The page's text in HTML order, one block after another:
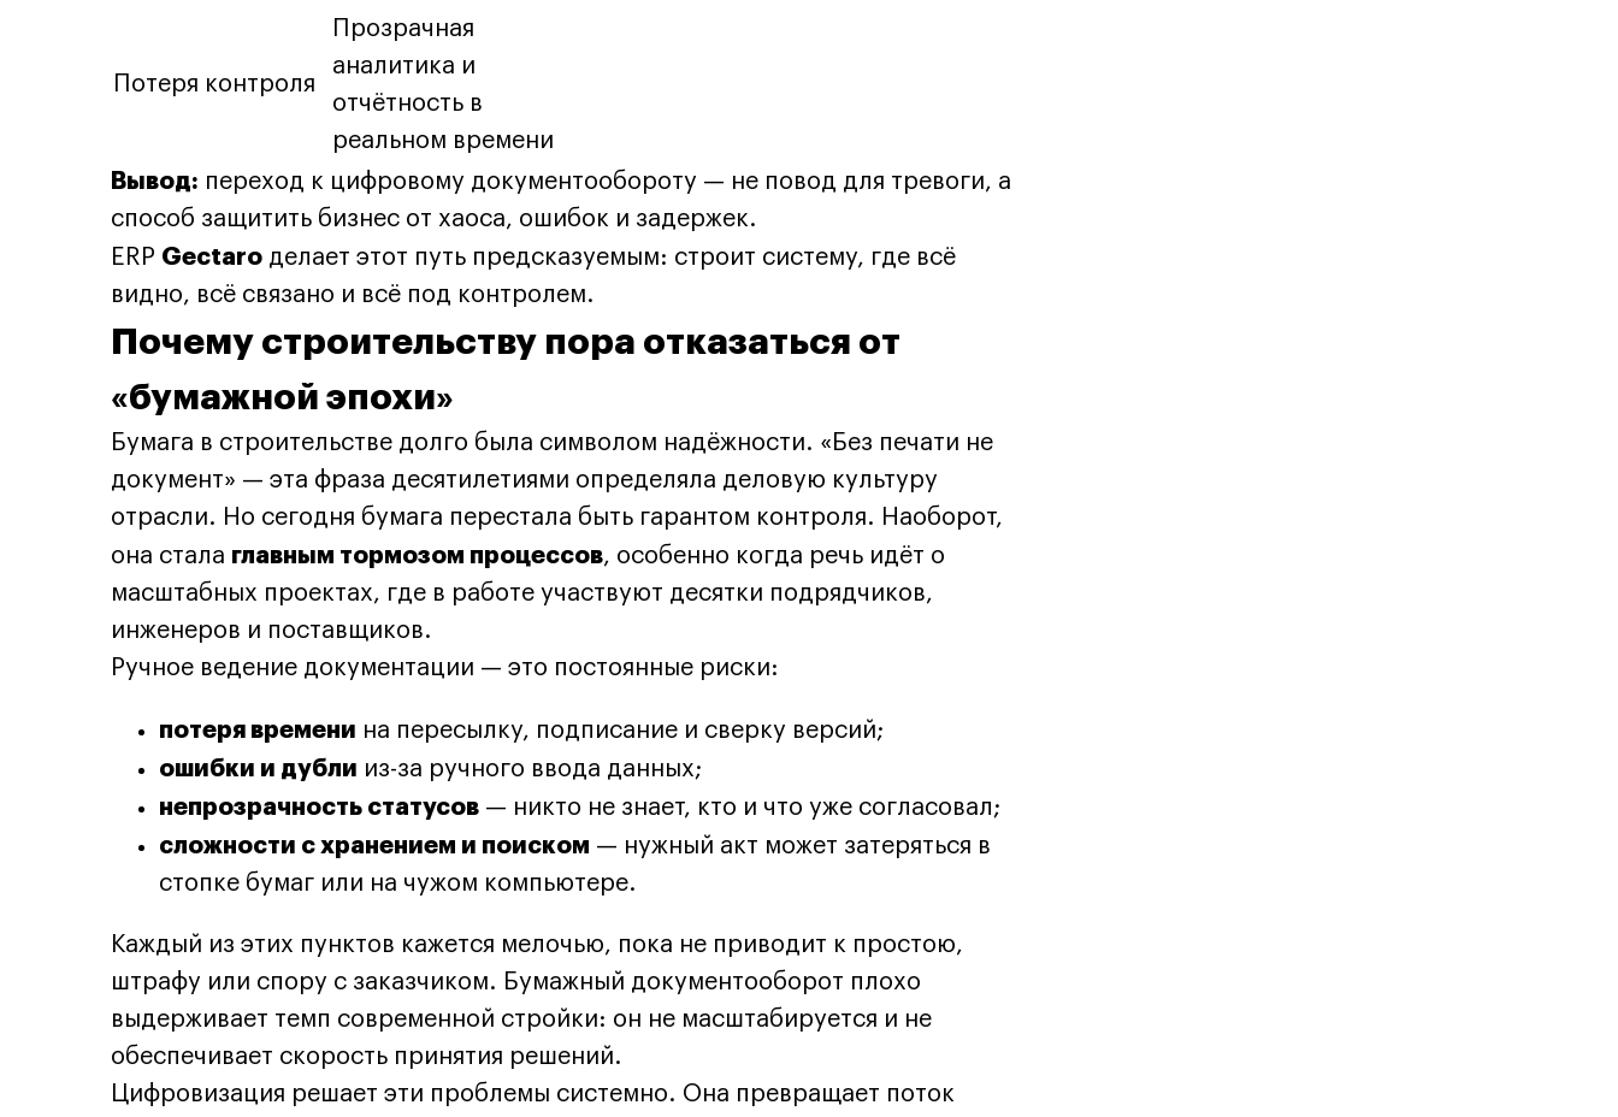
Потеря контроля
Прозрачная
аналитика и
отчётность в
реальном времени
Вывод: переход к цифровому документообороту — не повод для тревоги, а
способ защитить бизнес от хаоса, ошибок и задержек.
ERP Gectaro делает этот путь предсказуемым: строит систему, где всё
видно, всё связано и всё под контролем.
Почему строительству пора отказаться от
«бумажной эпохи»
Бумага в строительстве долго была символом надёжности. «Без печати не
документ» — эта фраза десятилетиями определяла деловую культуру
отрасли. Но сегодня бумага перестала быть гарантом контроля. Наоборот,
она стала главным тормозом процессов, особенно когда речь идёт о
масштабных проектах, где в работе участвуют десятки подрядчиков,
инженеров и поставщиков.
Ручное ведение документации — это постоянные риски:
потеря времени на пересылку, подписание и сверку версий;
ошибки и дубли из-за ручного ввода данных;
непрозрачность статусов — никто не знает, кто и что уже согласовал;
сложности с хранением и поиском — нужный акт может затеряться в
стопке бумаг или на чужом компьютере.
Каждый из этих пунктов кажется мелочью, пока не приводит к простою,
штрафу или спору с заказчиком. Бумажный документооборот плохо
выдерживает темп современной стройки: он не масштабируется и не
обеспечивает скорость принятия решений.
Цифровизация решает эти проблемы системно. Она превращает поток